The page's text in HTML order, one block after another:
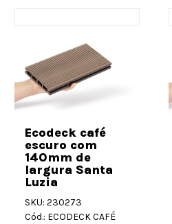
Ecodeck café
escuro com
140mm de
largura Santa
Luzia
SKU: 230273
Cód.: ECODECK CAFÉ